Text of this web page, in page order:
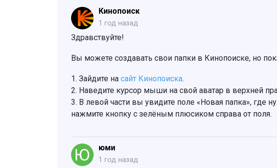
Кинопоиск
1 год назад
Здравствуйте!
Вы можете создавать свои папки в Кинопоиске, но
1. Зайдите на сайт Кинопоиска.
2. Наведите курсор мыши на свой аватар в верхней
3. В левой части вы увидите поле «Новая папка», где
нажмите кнопку с зелёным плюсиком справа от поля.
юми
1 год назад